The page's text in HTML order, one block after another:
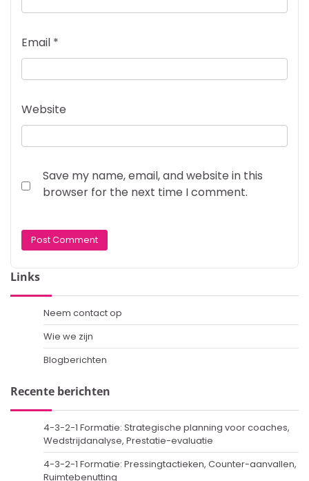
Email *
Website
Save my name, email, and website in this
browser for the next time I comment.
Links
Neem contact op
Wie we zijn
Blogberichten
Recente berichten
4-3-2-1 Formatie: Strategische planning voor coaches,
Wedstrijdanalyse, Prestatie-evaluatie
4-3-2-1 Formatie: Pressingtactieken, Counter-aanvallen,
Ruimtebenutting